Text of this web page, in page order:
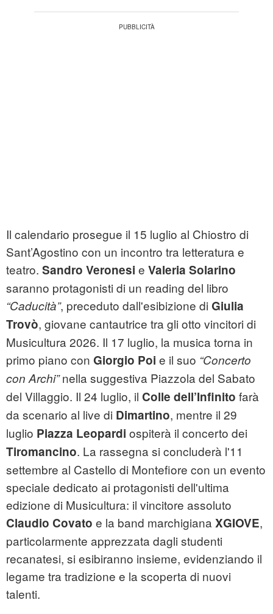
Il calendario prosegue il 15 luglio al Chiostro di
Sant’Agostino con un incontro tra letteratura e
teatro. Sandro Veronesi e Valeria Solarino
saranno protagonisti di un reading del libro
“Caducità”, preceduto dall'esibizione di Giulia
Trovò, giovane cantautrice tra gli otto vincitori di
Musicultura 2026. Il 17 luglio, la musica torna in
primo piano con Giorgio Poi e il suo “Concerto
con Archi”nella suggestiva Piazzola del Sabato
del Villaggio. Il 24 luglio, il Colle dell’Infinito farà
da scenario al live di Dimartino, mentre il 29
luglio Piazza Leopardi ospiterà il concerto dei
Tiromancino. La rassegna si concluderà l'11
settembre al Castello di Montefiore con un evento
speciale dedicato ai protagonisti dell'ultima
edizione di Musicultura: il vincitore assoluto
Claudio Covato e la band marchigiana XGIOVE,
particolarmente apprezzata dagli studenti
recanatesi, si esibiranno insieme, evidenziando il
legame tra tradizione e la scoperta di nuovi
talenti.